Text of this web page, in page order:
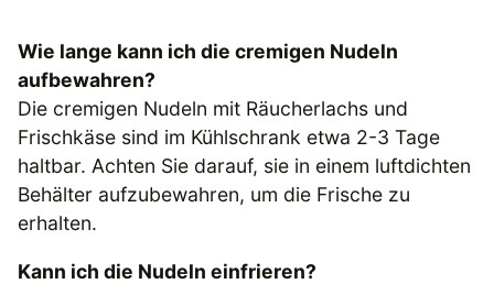
Wie lange kann ich die cremigen Nudeln
aufbewahren?
Die cremigen Nudeln mit Räucherlachs und
Frischkäse sind im Kühlschrank etwa 2-3 Tage
haltbar. Achten Sie darauf, sie in einem luftdichten
Behälter aufzubewahren, um die Frische zu
erhalten.
Kann ich die Nudeln einfrieren?